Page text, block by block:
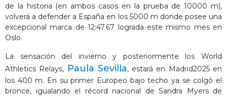
de la historia (en ambos casos en la prueba de 10000 m),
volverá a defender a España en los 5000 m donde posee una
excepcional marca de 12:47.67 lograda este mismo mes en
Oslo.
La sensación del invierno y posteriormente los World
Athletics Relays, Paula Sevilla, estará en Madrid2025 en
los 400 m. En su primer Europeo bajo techo ya se colgó el
bronce, igualando el récord nacional de Sandra Myers de